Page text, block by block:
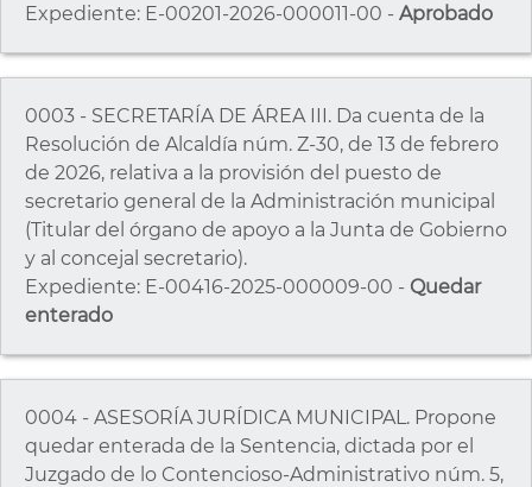
Expediente: E-00201-2026-000011-00 - Aprobado
0003 - SECRETARÍA DE ÁREA III. Da cuenta de la
Resolución de Alcaldía núm. Z-30, de 13 de febrero
de 2026, relativa a la provisión del puesto de
secretario general de la Administración municipal
(Titular del órgano de apoyo a la Junta de Gobierno
y al concejal secretario).
Expediente: E-00416-2025-000009-00 - Quedar
enterado
0004 - ASESORÍA JURÍDICA MUNICIPAL. Propone
quedar enterada de la Sentencia, dictada por el
Juzgado de lo Contencioso-Administrativo núm. 5,